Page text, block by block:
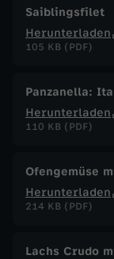
Saiblingsfilet
Herunterladen
105 KB (PDF)
Panzanella:
Herunterladen
110 KB (PDF)
Ofengemüse
Herunterladen
214 KB (PDF)
Lachs Crudo